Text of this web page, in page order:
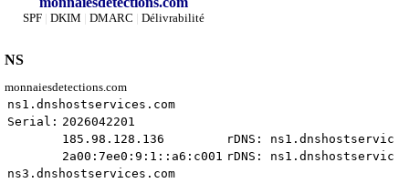
SPF | DKIM | DMARC | Délivrabilité
NS
monnaiesdetections.com
ns1.dnshostservices.com
Serial: 2026042201
185.98.128.136
rDNS:
2a00:7ee0:9:1::a6:c001 rDNS:
ns3.dnshostservices.com